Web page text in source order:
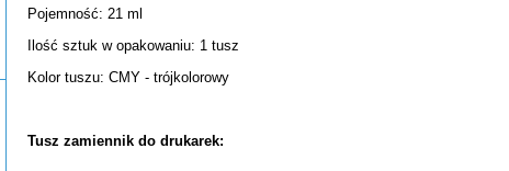
Pojemność: 21 ml
Ilość sztuk w opakowaniu: 1 tusz
Kolor tuszu: CMY - trójkolorowy
Tusz zamiennik do drukarek: